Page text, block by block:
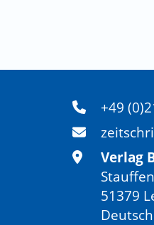
+49
Verlag
51379